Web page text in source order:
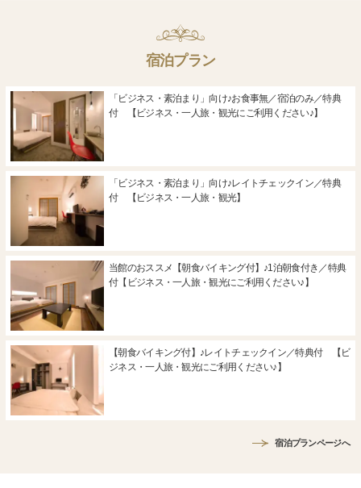
宿泊プラン
「ビジネス・素泊まり」向け♪お食事無／宿泊のみ／特典
付 【ビジネス・一人旅・観光にご利用ください♪】
「ビジネス・素泊まり」向け♪レイトチェックイン／特典
付 【ビジネス・一人旅・観光】
当館のおススメ【朝食バイキング付】♪1泊朝食付き／特典
付【ビジネス・一人旅・観光にご利用ください♪】
【朝食バイキング付】♪レイトチェックイン／特典付 【ビ
ジネス・一人旅・観光にご利用ください♪】
宿泊プランページへ